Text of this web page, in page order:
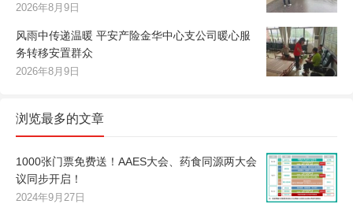
2026年8月9日
风雨中传递温暖 平安产险金华中心支公司暖心服
务转移安置群众
2026年8月9日
浏览最多的文章
1000张门票免费送！AAES大会、药食同源两大会
议同步开启！
2024年9月27日